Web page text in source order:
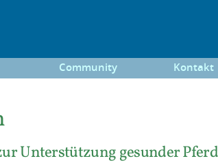
Community Kontakt
Unterstützung gesunder